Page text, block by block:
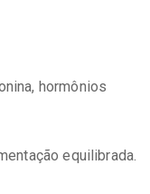
hormônios
equilibrada.